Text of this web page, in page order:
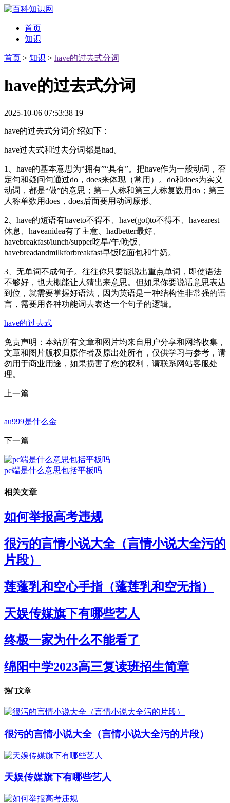
首页
知识
首页 > 知识 > have的过去式分词
have的过去式分词
2025-10-06 07:53:38 19
have的过去式分词介绍如下：
have过去式和过去分词都是had。
1、have的基本意思为“拥有”“具有”。把have作为一般动词，否
定句和疑问句通过do，does来体现（常用）。do和does为实义
动词，都是“做”的意思；第一人称和第三人称复数用do；第三
人称单数用does，does后面要用动词原形。
2、have的短语有haveto不得不、have(got)to不得不、havearest
休息、haveanidea有了主意、hadbetter最好、
havebreakfast/lunch/supper吃早/午/晚饭、
havebreadandmilkforbreakfast早饭吃面包和牛奶。
3、无单词不成句子。往往你只要能说出重点单词，即使语法
不够好，也大概能让人猜出来意思。但如果你要说话意思表达
到位，就需要掌握好语法，因为英语是一种结构性非常强的语
言，需要用各种功能词去表达一个句子的逻辑。
have的过去式
免责声明：本站所有文章和图片均来自用户分享和网络收集，
文章和图片版权归原作者及原出处所有，仅供学习与参考，请
勿用于商业用途，如果损害了您的权利，请联系网站客服处
理。
上一篇
au999是什么金
下一篇
pc端是什么意思包括平板吗
相关文章
如何举报高考违规
很污的言情小说大全（言情小说大全污的
片段）
莲蓬乳和空心手指（蓬莲乳和空无指）
天娱传媒旗下有哪些艺人
终极一家为什么不能看了
绵阳中学2023高三复读班招生简章
热门文章
很污的言情小说大全（言情小说大全污的片段）
天娱传媒旗下有哪些艺人